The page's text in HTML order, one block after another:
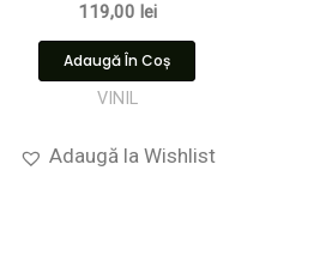
119,00 lei
Adaugă În Coș
VINIL
Adaugă la Wishlist